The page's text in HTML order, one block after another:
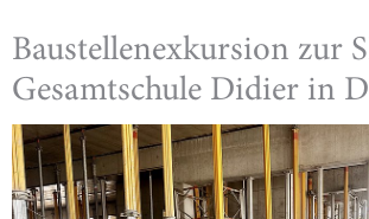
Baustellenexkursion zur
Gesamtschule Didier in